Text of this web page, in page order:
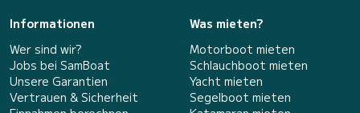
Informationen
Wer sind wir?
Jobs bei SamBoat
Unsere Garantien
Vertrauen & Sicherheit
Was mieten?
Motorboot mieten
Schlauchboot mieten
Yacht mieten
Segelboot mieten